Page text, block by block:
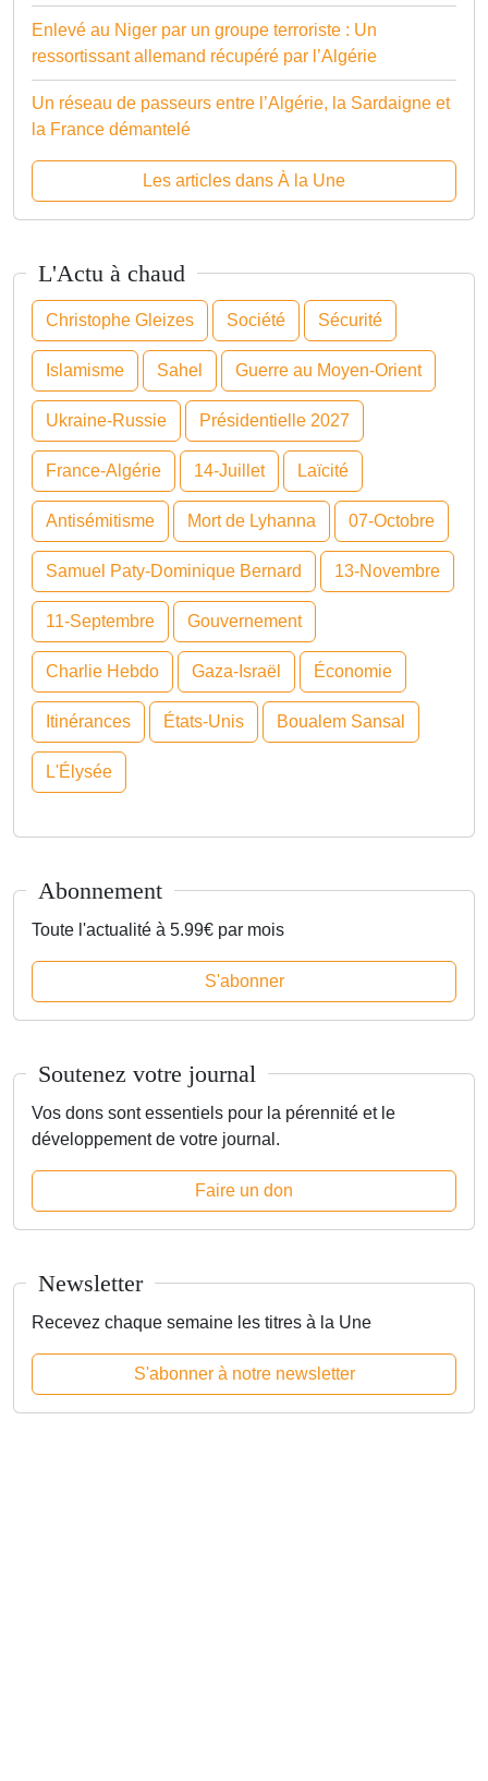
Enlevé au Niger par un groupe terroriste : Un
ressortissant allemand récupéré par l’Algérie
Un réseau de passeurs entre l’Algérie, la Sardaigne et
la France démantelé
Les articles dans À la Une
L'Actu à chaud
Christophe Gleizes Société Sécurité
Islamisme Sahel Guerre au Moyen-Orient
Ukraine-Russie Présidentielle 2027
France-Algérie 14-Juillet Laïcité
Antisémitisme Mort de Lyhanna 07-Octobre
Samuel Paty-Dominique Bernard 13-Novembre
11-Septembre Gouvernement
Charlie Hebdo Gaza-Israël Économie
Itinérances États-Unis Boualem Sansal
L'Élysée
Abonnement
Toute l'actualité à 5.99€ par mois
S'abonner
Soutenez votre journal
Vos dons sont essentiels pour la pérennité et le
développement de votre journal.
Faire un don
Newsletter
Recevez chaque semaine les titres à la Une
S'abonner à notre newsletter